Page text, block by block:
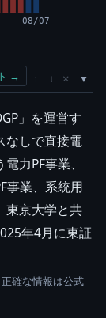
08/07
→ ↑ ↓ ×
」を運営す
なしで直接電
力PF事業、
事業、系統用
東京大学と共
年4月に東証
確な情報は公式